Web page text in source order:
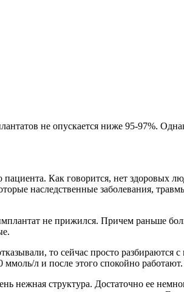
не опускается ниже 95-97%.
Как говорится, нет здоровых
наследственные заболевания,
не прижился. Причем раньше
то сейчас просто
ммоль/л и после этого спокойно
структура. Достаточно ее